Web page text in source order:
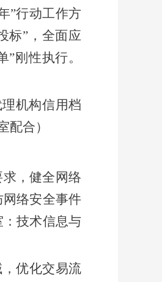
”行动工作方
标”，全面应
刚性执行。
机构信用档
配合）
，健全网络
络安全事件
：技术信息与
优化交易流